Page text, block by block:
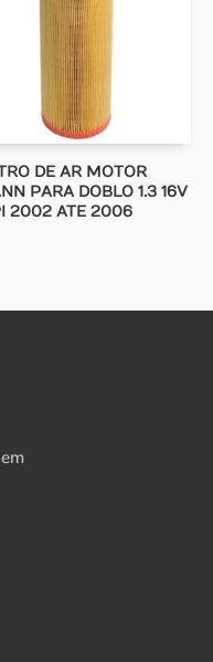
DE AR MOTOR
PARA DOBLO 1.3 16V
2002 ATE 2006